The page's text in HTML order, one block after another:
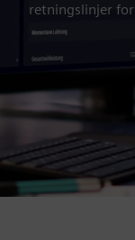
retningslinjer